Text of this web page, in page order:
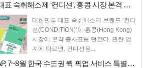
대한민국 대표 숙취해소제 ‘컨디션’, 홍콩 시장 본격 상륙… 왓슨스 입점…
대한민국 대표 숙취해소제 브랜드 ‘컨디
션(CONDITION)’이 홍콩(Hong Kong)
시장에 본격 출사표를 던졌다. 관련 업
계에 따르면, 컨디션은...
아삽 ASAP, 7~8월 한국 수도권 퀵 픽업 서비스 특별 프로모션 실시